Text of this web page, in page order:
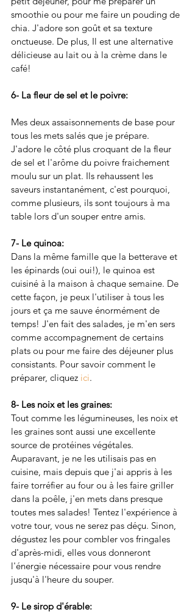
smoothie ou pour me faire un pouding de
chia. J'adore son goût et sa texture
onctueuse. De plus, Il est une alternative
délicieuse au lait ou à la crème dans le
café!
6- La fleur de sel et le poivre:
Mes deux assaisonnements de base pour
tous les mets salés que je prépare.
J'adore le côté plus croquant de la fleur
de sel et l'arôme du poivre fraichement
moulu sur un plat. Ils rehaussent les
saveurs instantanément, c'est pourquoi,
comme plusieurs, ils sont toujours à ma
table lors d'un souper entre amis.
7- Le quinoa:
Dans la même famille que la betterave et
les épinards (oui oui!), le quinoa est
cuisiné à la maison à chaque semaine. De
cette façon, je peux l'utiliser à tous les
jours et ça me sauve énormément de
temps! J'en fait des salades, je m'en sers
comme accompagnement de certains
plats ou pour me faire des déjeuner plus
consistants. Pour savoir comment le
préparer, cliquez ici.
8- Les noix et les graines:
Tout comme les légumineuses, les noix et
les graines sont aussi une excellente
source de protéines végétales.
Auparavant, je ne les utilisais pas en
cuisine, mais depuis que j'ai appris à les
faire torréfier au four ou à les faire griller
dans la poêle, j'en mets dans presque
toutes mes salades! Tentez l'expérience à
votre tour, vous ne serez pas déçu. Sinon,
dégustez les pour combler vos fringales
d'après-midi, elles vous donneront
l'énergie nécessaire pour vous rendre
jusqu'à l'heure du souper.
9- Le sirop d'érable: